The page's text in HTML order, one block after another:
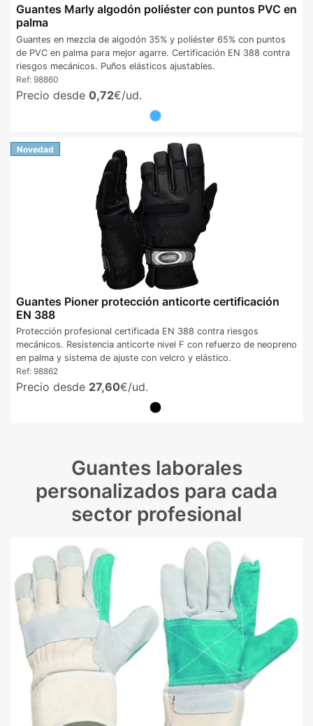
Guantes Marly algodón poliéster con puntos PVC en
palma
Guantes en mezcla de algodón 35% y poliéster 65% con puntos
de PVC en palma para mejor agarre. Certificación EN 388 contra
riesgos mecánicos. Puños elásticos ajustables.
Ref: 98860
Precio desde 0,72€/ud.
Novedad
Guantes Pioner protección anticorte certificación
EN 388
Protección profesional certificada EN 388 contra riesgos
mecánicos. Resistencia anticorte nivel F con refuerzo de neopreno
en palma y sistema de ajuste con velcro y elástico.
Ref: 98862
Precio desde 27,60€/ud.
Guantes laborales
personalizados para cada
sector profesional